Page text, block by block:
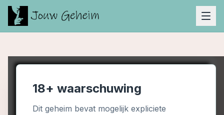
18+ waarschuwing
Dit geheim bevat mogelijk expliciete